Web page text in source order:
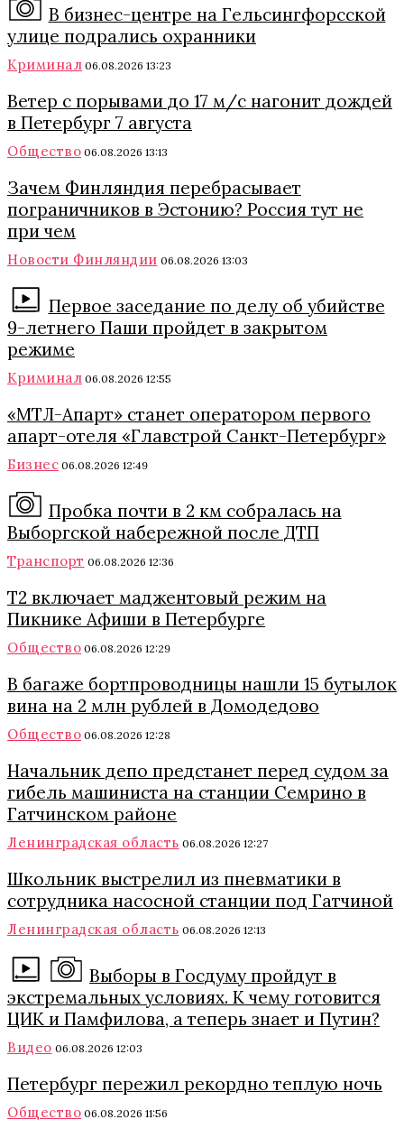
В бизнес-центре на Гельсингфорсской
улице подрались охранники
Криминал 06.08.2026 13:23
Ветер с порывами до 17 м/с нагонит дождей
в Петербург 7 августа
Общество 06.08.2026 13:13
Зачем Финляндия перебрасывает
пограничников в Эстонию? Россия тут не
при чем
Новости Финляндии 06.08.2026 13:03
Первое заседание по делу об убийстве
9-летнего Паши пройдет в закрытом
режиме
Криминал 06.08.2026 12:55
«МТЛ-Апарт» станет оператором первого
апарт-отеля «Главстрой Санкт-Петербург»
Бизнес 06.08.2026 12:49
Пробка почти в 2 км собралась на
Выборгской набережной после ДТП
Транспорт 06.08.2026 12:36
Т2 включает маджентовый режим на
Пикнике Афиши в Петербурге
Общество 06.08.2026 12:29
В багаже бортпроводницы нашли 15 бутылок
вина на 2 млн рублей в Домодедово
Общество 06.08.2026 12:28
Начальник депо предстанет перед судом за
гибель машиниста на станции Семрино в
Гатчинском районе
Ленинградская область 06.08.2026 12:27
Школьник выстрелил из пневматики в
сотрудника насосной станции под Гатчиной
Ленинградская область 06.08.2026 12:13
Выборы в Госдуму пройдут в
экстремальных условиях. К чему готовится
ЦИК и Памфилова, а теперь знает и Путин?
Видео 06.08.2026 12:03
Петербург пережил рекордно теплую ночь
Общество 06.08.2026 11:56